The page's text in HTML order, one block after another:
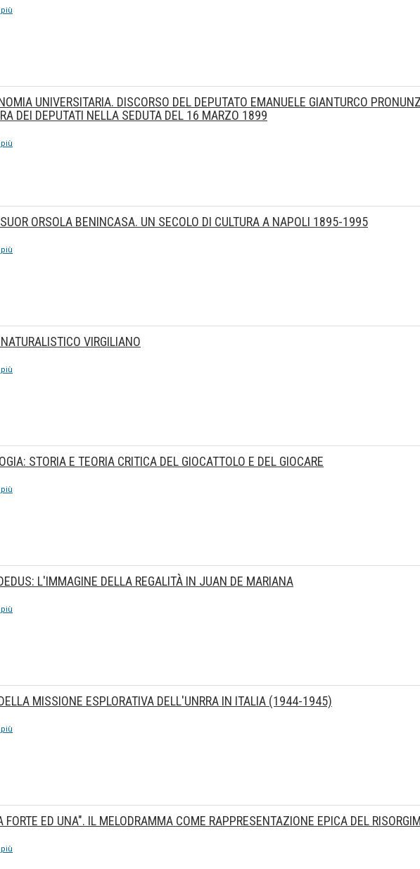
UNIVERSITARIA. DISCORSO DEL DEPUTATO EMANUELE GIANTURCO
DEI DEPUTATI NELLA SEDUTA DEL 16 MARZO 1899
ORSOLA BENINCASA. UN SECOLO DI CULTURA A NAPOLI 1895-1995
VIRGILIANO
STORIA E TEORIA CRITICA DEL GIOCATTOLO E DEL GIOCARE
L'IMMAGINE DELLA REGALITÀ IN JUAN DE MARIANA
MISSIONE ESPLORATIVA DELL'UNRRA IN ITALIA (1944-1945)
FORTE ED UNA". IL MELODRAMMA COME RAPPRESENTAZIONE EPICA DEL